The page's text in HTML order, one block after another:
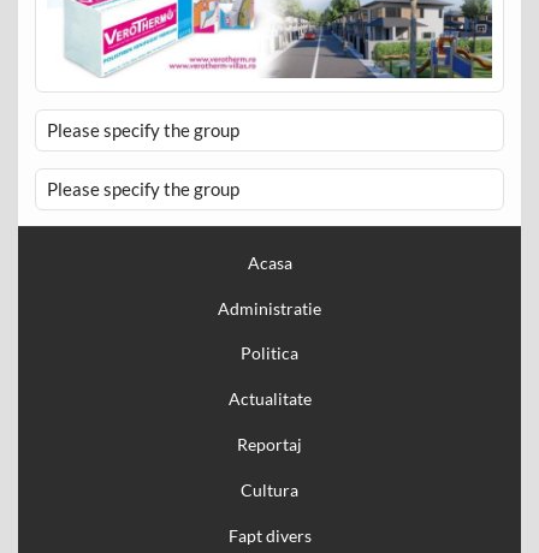
Please specify the group
Please specify the group
Acasa
Administratie
Politica
Actualitate
Reportaj
Cultura
Fapt divers